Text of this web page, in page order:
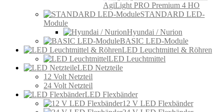
AgiLight PRO Premium 4 HO
STANDARD LED-
Module
Hyundai / Nurion
BASIC LED-Module
LED Leuchtmittel & Röhren
LED Leuchtmittel
LED Netzteile
12 Volt Netzteil
24 Volt Netzteil
LED Flexbänder
12 V LED Flexbänder